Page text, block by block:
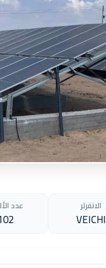
الانفرتر
VEICHI
عدد